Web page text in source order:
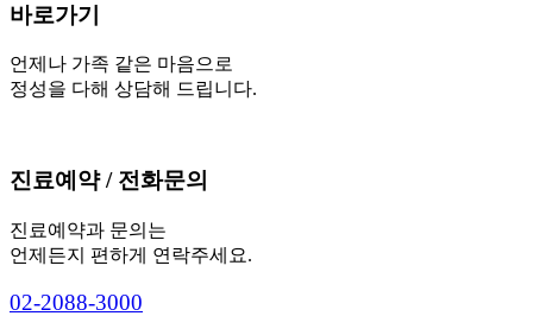
바로가기
언제나 가족 같은 마음으로
정성을 다해 상담해 드립니다.
진료예약 / 전화문의
진료예약과 문의는
언제든지 편하게 연락주세요.
02-2088-3000